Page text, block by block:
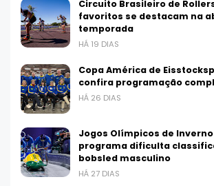
Circuito Brasileiro de
favoritos se destacam na
temporada
HÁ 19 DIAS
Copa América de
confira programação
HÁ 26 DIAS
Jogos Olímpicos de Inverno
programa dificulta
bobsled masculino
HÁ 27 DIAS